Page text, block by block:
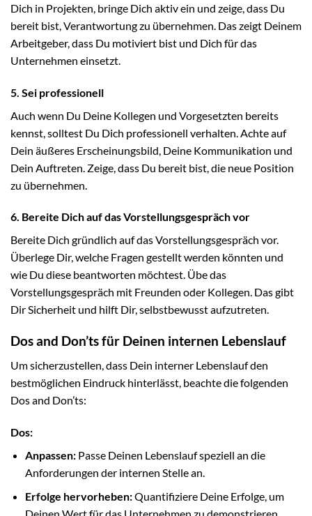
Dich in Projekten, bringe Dich aktiv ein und zeige, dass Du
bereit bist, Verantwortung zu übernehmen. Das zeigt Deinem
Arbeitgeber, dass Du motiviert bist und Dich für das
Unternehmen einsetzt.
5. Sei professionell
Auch wenn Du Deine Kollegen und Vorgesetzten bereits
kennst, solltest Du Dich professionell verhalten. Achte auf
Dein äußeres Erscheinungsbild, Deine Kommunikation und
Dein Auftreten. Zeige, dass Du bereit bist, die neue Position
zu übernehmen.
6. Bereite Dich auf das Vorstellungsgespräch vor
Bereite Dich gründlich auf das Vorstellungsgespräch vor.
Überlege Dir, welche Fragen gestellt werden könnten und
wie Du diese beantworten möchtest. Übe das
Vorstellungsgespräch mit Freunden oder Kollegen. Das gibt
Dir Sicherheit und hilft Dir, selbstbewusst aufzutreten.
Dos and Don’ts für Deinen internen Lebenslauf
Um sicherzustellen, dass Dein interner Lebenslauf den
bestmöglichen Eindruck hinterlässt, beachte die folgenden
Dos and Don’ts:
Dos:
Anpassen:Passe Deinen Lebenslauf speziell an die
Anforderungen der internen Stelle an.
Erfolge hervorheben:Quantifiziere Deine Erfolge, um